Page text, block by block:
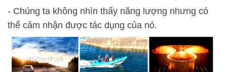
- Chúng ta không nhìn thấy năng lượng nhưng có
thể cảm nhận được tác dụng của nó.